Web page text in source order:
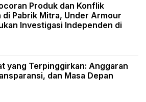
Produk dan Konflik
di Pabrik Mitra, Under Armour
Investigasi Independen di
yang Terpinggirkan: Anggaran
dan Masa Depan